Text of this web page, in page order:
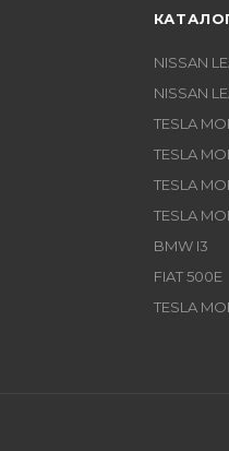
NISSAN
NISSAN
TESLA
TESLA
TESLA
TESLA
BMW I3
FIAT 500E
TESLA